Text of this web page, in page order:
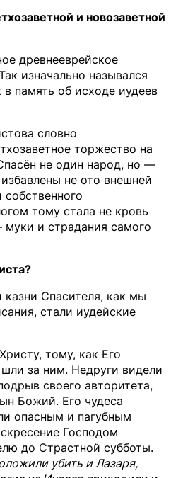
и новозаветной
древнееврейское
изначально назывался
в память об исходе иудеев
словно
торжество на
не один народ, но —
не ото внешней
тому стала не кровь
и страдания самого
Спасителя, как мы
стали иудейские
тому, как Его
за ним. Недруги видели
своего авторитета,
Божий. Его чудеса
опасным и пагубным
Господом
до Страстной субботы.
убить и Лазаря,